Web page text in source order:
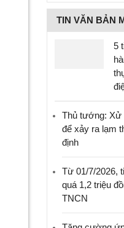
TIN VĂN BẢN
5
Thủ tướng: Xử
để xảy ra lạm
định
Từ 01/7/2026,
quá 1,2 triệu
TNCN